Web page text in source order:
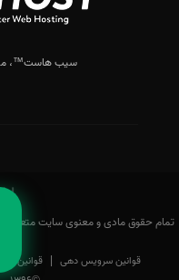
سیب هاست™،
تمام حقوق مادی و معنوی سایت متعلق
قوانین سرویس دهی | قوانین